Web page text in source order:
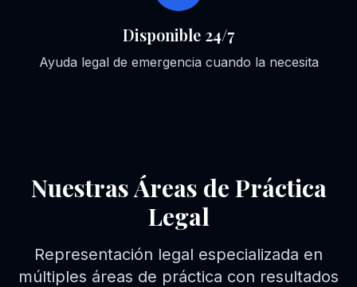
Disponible 24/7
Ayuda legal de emergencia cuando la necesita
Nuestras Áreas de Práctica
Legal
Representación legal especializada en
múltiples áreas de práctica con resultados